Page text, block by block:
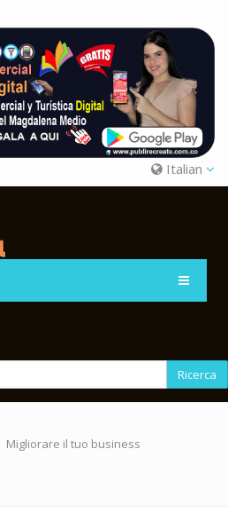
Italian
Ricerca
Migliorare il tuo business